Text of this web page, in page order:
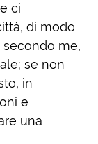
ci
di modo
secondo me,
se non
in
e
una